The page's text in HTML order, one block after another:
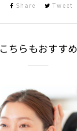
Share Tweet
こちらもおすすめ